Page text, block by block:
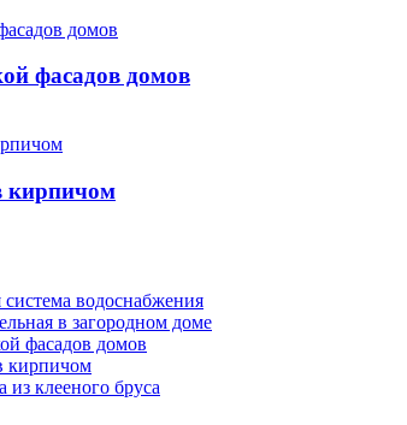
фасадов домов
кирпичом
водоснабжения
в загородном доме
фасадов домов
кирпичом
из клееного бруса